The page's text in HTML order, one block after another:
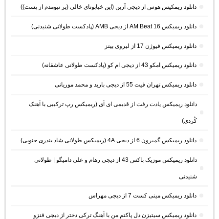
دانلود ریمکیس هوس از دیجی آرین (این خیابونای خالی (بر نیومدم از پست))
دانلود ریمیکس AM Beat 16 از دیجی AMB (پادکست طولانی شنیدنی)
دانلود ریمیکس فیوژن 17 از لیروی بیتز
دانلود ریمیکس امکو 43 از دیجی ام کو (پادکست طولانی عاشقانه)
دانلود ریمیکس تهران فیت 55 از دیجی باربد و محمد موریانی
دانلود ریمیکس یادت رفت از قدیمی ای آی (ریمیکس رپ ترکیبی با آهنک
کُردی)
دانلود ریمیکس گمبرون 6 از دیجی 4A (ریمیکس طولانی شاد بندری جنوبی)
دانلود ریمیکس موزیک باکس 43 از دیجی رهام و علی دامیگو | طولانی
شنیدنی
دانلود ریمیکس مینی کست 7 از دیجی مهراس
دانلود ریمیکس سیتیزن دل پاکتم من با آهنگ ترکی دختر از دیجی فنزو